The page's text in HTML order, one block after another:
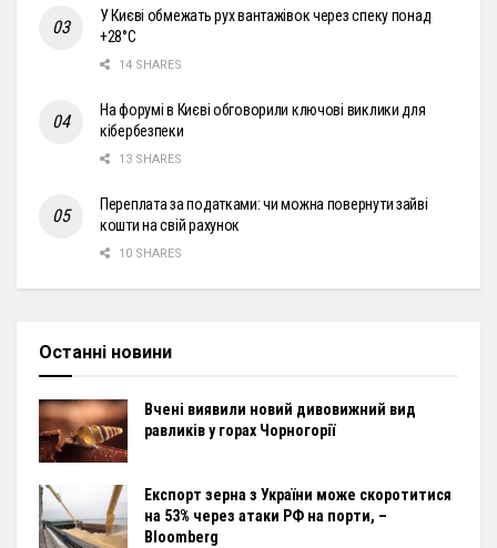
У Києві обмежать рух вантажівок через спеку понад
+28°С
14 SHARES
На форумі в Києві обговорили ключові виклики для
кібербезпеки
13 SHARES
Переплата за податками: чи можна повернути зайві
кошти на свій рахунок
10 SHARES
Останні новини
Вчені виявили новий дивовижний вид
равликів у горах Чорногорії
Експорт зерна з України може скоротитися
на 53% через атаки РФ на порти, –
Bloomberg